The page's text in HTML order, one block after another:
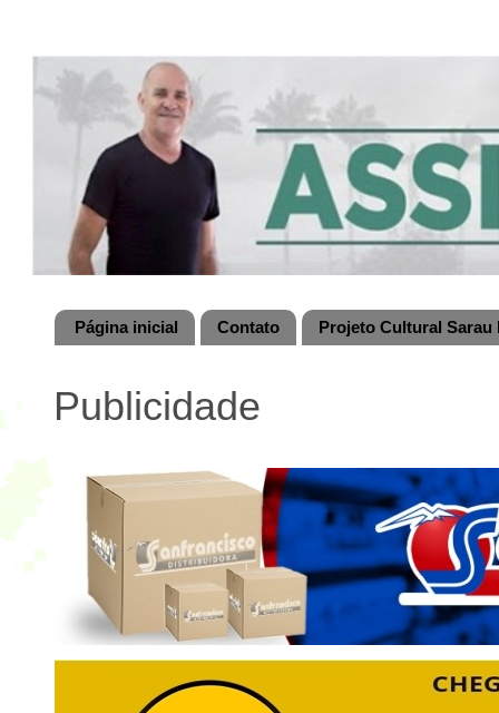
Página inicial Contato Projeto Cultural
Publicidade